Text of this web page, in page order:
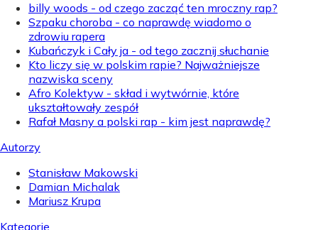
billy woods - od czego zacząć ten mroczny rap?
Szpaku choroba - co naprawdę wiadomo o
zdrowiu rapera
Kubańczyk i Cały ja - od tego zacznij słuchanie
Kto liczy się w polskim rapie? Najważniejsze
nazwiska sceny
Afro Kolektyw - skład i wytwórnie, które
ukształtowały zespół
Rafał Masny a polski rap - kim jest naprawdę?
Autorzy
Stanisław Makowski
Damian Michalak
Mariusz Krupa
Kategorie